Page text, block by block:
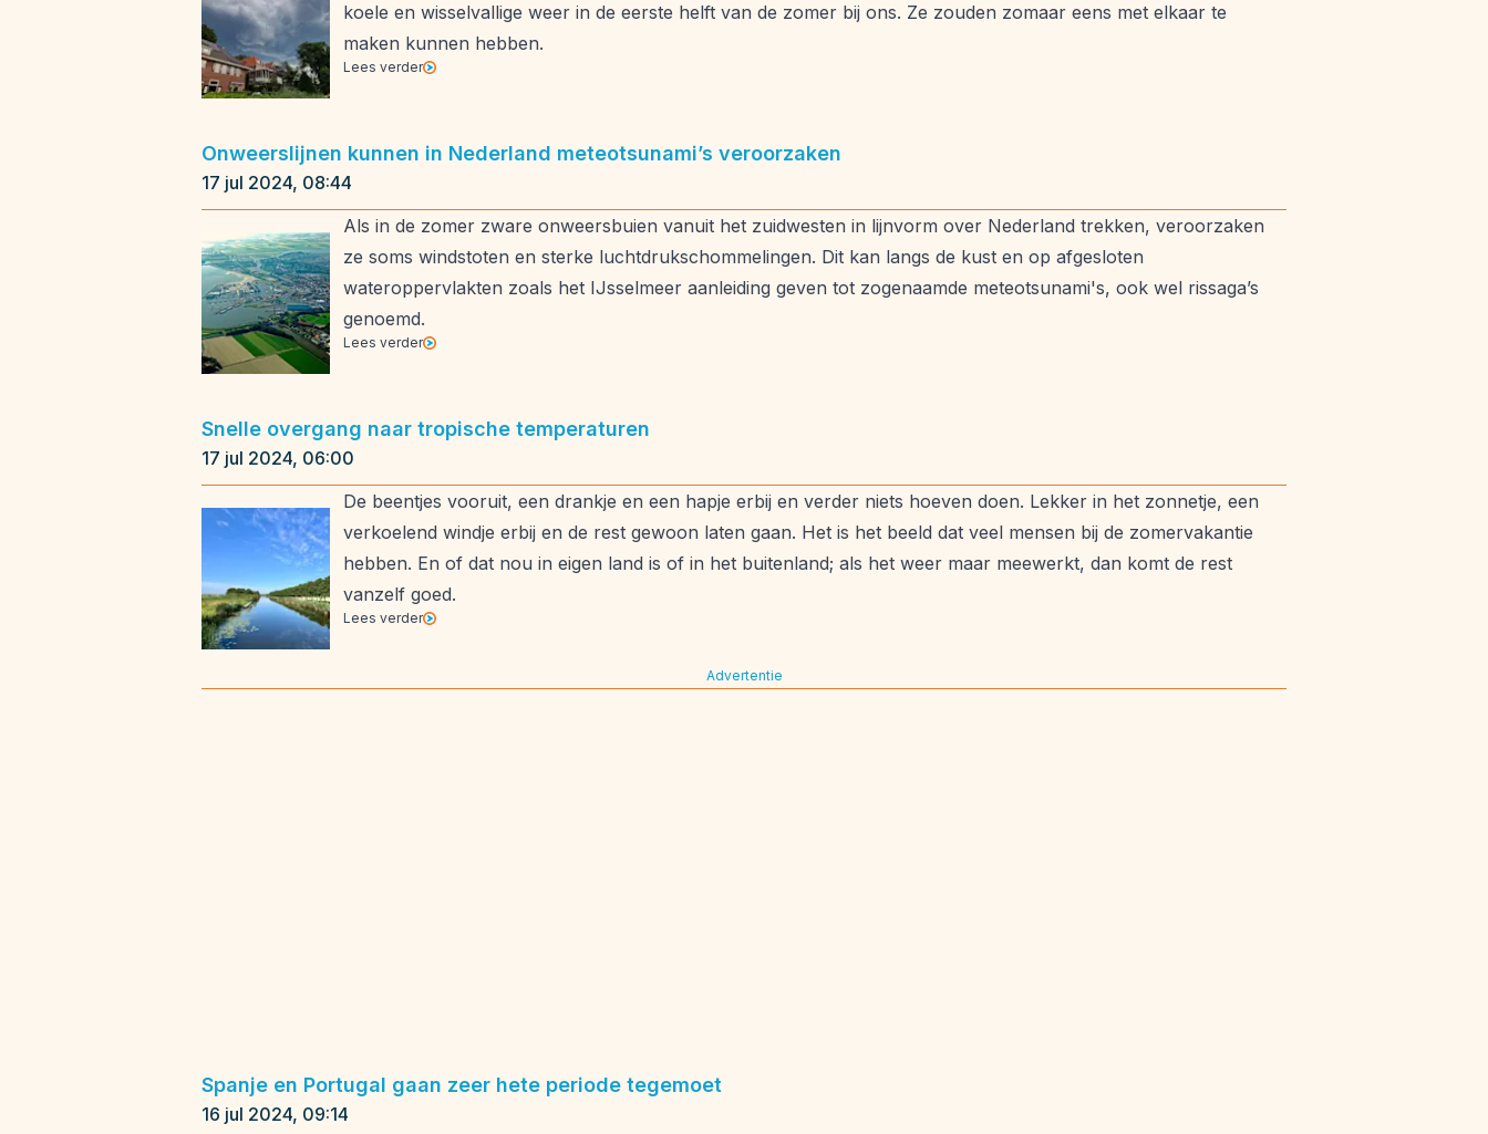
koele en wisselvallige weer in de eerste helft van de zomer bij ons. Ze zouden zomaar eens met elkaar te
maken kunnen hebben.
Lees verder
Onweerslijnen kunnen in Nederland meteotsunami’s veroorzaken
17 jul 2024, 08:44
Als in de zomer zware onweersbuien vanuit het zuidwesten in lijnvorm over Nederland trekken, veroorzaken
ze soms windstoten en sterke luchtdrukschommelingen. Dit kan langs de kust en op afgesloten
wateroppervlakten zoals het IJsselmeer aanleiding geven tot zogenaamde meteotsunami's, ook wel rissaga’s
genoemd.
Lees verder
Snelle overgang naar tropische temperaturen
17 jul 2024, 06:00
De beentjes vooruit, een drankje en een hapje erbij en verder niets hoeven doen. Lekker in het zonnetje, een
verkoelend windje erbij en de rest gewoon laten gaan. Het is het beeld dat veel mensen bij de zomervakantie
hebben. En of dat nou in eigen land is of in het buitenland; als het weer maar meewerkt, dan komt de rest
vanzelf goed.
Lees verder
Advertentie
Spanje en Portugal gaan zeer hete periode tegemoet
16 jul 2024, 09:14